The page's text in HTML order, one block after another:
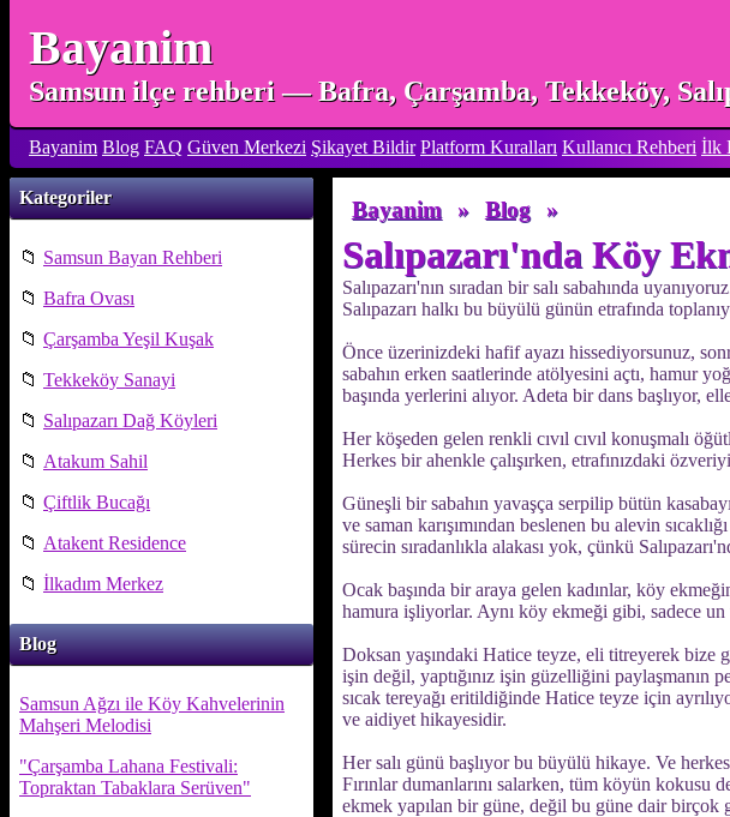
Bayanim
Samsun ilçe rehberi — Bafra, Çarşamba, Tekkeköy,
Bayanim Blog FAQ Güven Merkezi Şikayet Bildir Platform Kuralları Kullanıcı Rehberi İlk
Kategoriler
📁 Samsun Bayan Rehberi
📁 Bafra Ovası
📁 Çarşamba Yeşil Kuşak
📁 Tekkeköy Sanayi
📁 Salıpazarı Dağ Köyleri
📁 Atakum Sahil
📁 Çiftlik Bucağı
📁 Atakent Residence
📁 İlkadım Merkez
Blog
Samsun Ağzı ile Köy Kahvelerinin
Mahşeri Melodisi
"Çarşamba Lahana Festivali:
Topraktan Tabaklara Serüven"
Bayanim » Blog »
Salıpazarı'nda Köy
Salıpazarı'nın sıradan bir salı sabahında
Salıpazarı halkı bu büyülü günün etrafında
Önce üzerinizdeki hafif ayazı hissediyorsunuz,
sabahın erken saatlerinde atölyesini açtı, hamur
başında yerlerini alıyor. Adeta bir dans başlıyor,
Her köşeden gelen renkli cıvıl cıvıl konuşmalı
Herkes bir ahenkle çalışırken, etrafınızdaki
Güneşli bir sabahın yavaşça serpilip bütün
ve saman karışımından beslenen bu alevin
sürecin sıradanlıkla alakası yok, çünkü
Ocak başında bir araya gelen kadınlar, köy
hamura işliyorlar. Aynı köy ekmeği gibi, sadece
Doksan yaşındaki Hatice teyze, eli titreyerek bize
işin değil, yaptığınız işin güzelliğini paylaşmanın
sıcak tereyağı eritildiğinde Hatice teyze için
ve aidiyet hikayesidir.
Her salı günü başlıyor bu büyülü hikaye. Ve
Fırınlar dumanlarını salarken, tüm köyün kokusu
ekmek yapılan bir güne, değil bu güne dair birçok